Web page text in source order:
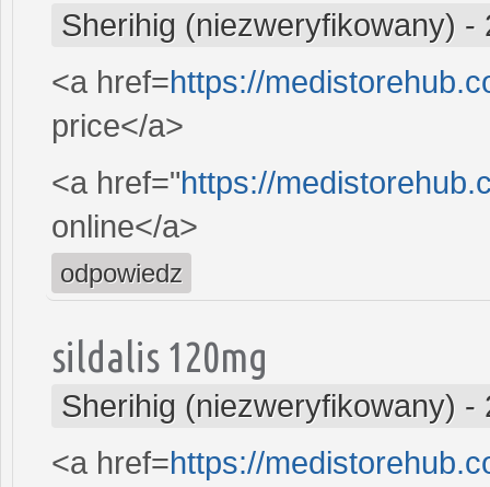
Sherihig (niezweryfikowany) -
<a href=https://
price</a>
<a href="https://
online</a>
odpowiedz
sildalis 120mg
Sherihig (niezweryfikowany) -
<a href=https://